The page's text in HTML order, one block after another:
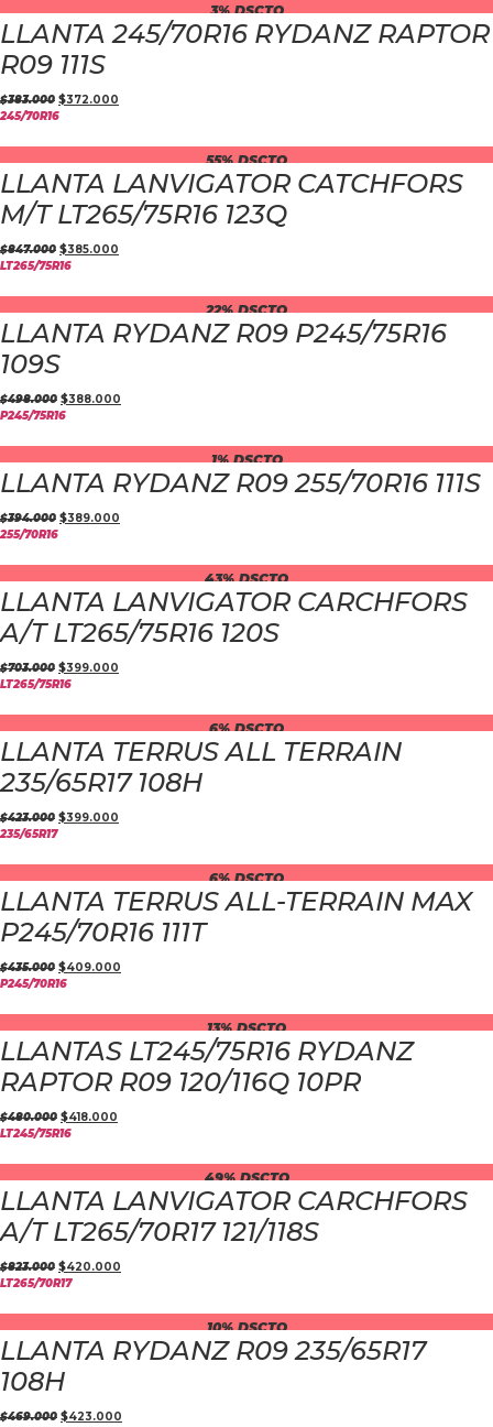
3% DSCTO
LLANTA 245/70R16 RYDANZ RAPTOR
R09 111S
$383.000 $372.000
245/70R16
55% DSCTO
LLANTA LANVIGATOR CATCHFORS
M/T LT265/75R16 123Q
$847.000 $385.000
LT265/75R16
22% DSCTO
LLANTA RYDANZ R09 P245/75R16
109S
$498.000 $388.000
P245/75R16
1% DSCTO
LLANTA RYDANZ R09 255/70R16 111S
$394.000 $389.000
255/70R16
43% DSCTO
LLANTA LANVIGATOR CARCHFORS
A/T LT265/75R16 120S
$703.000 $399.000
LT265/75R16
6% DSCTO
LLANTA TERRUS ALL TERRAIN
235/65R17 108H
$423.000 $399.000
235/65R17
6% DSCTO
LLANTA TERRUS ALL-TERRAIN MAX
P245/70R16 111T
$435.000 $409.000
P245/70R16
13% DSCTO
LLANTAS LT245/75R16 RYDANZ
RAPTOR R09 120/116Q 10PR
$480.000 $418.000
LT245/75R16
49% DSCTO
LLANTA LANVIGATOR CARCHFORS
A/T LT265/70R17 121/118S
$823.000 $420.000
LT265/70R17
10% DSCTO
LLANTA RYDANZ R09 235/65R17
108H
$469.000 $423.000